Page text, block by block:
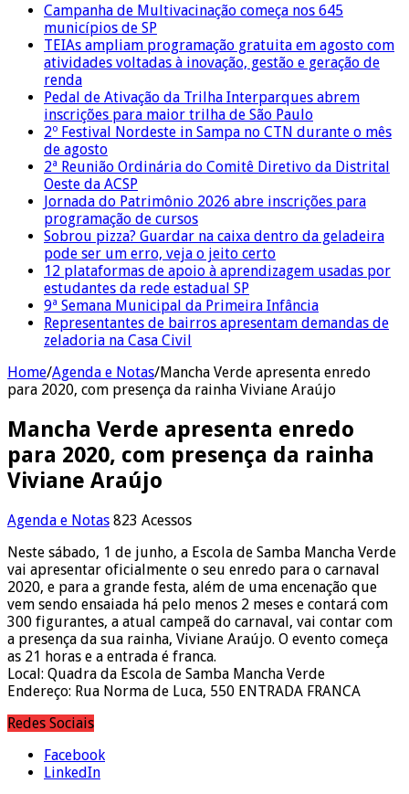
Campanha de Multivacinação começa nos 645
municípios de SP
TEIAs ampliam programação gratuita em agosto com
atividades voltadas à inovação, gestão e geração de
renda
Pedal de Ativação da Trilha Interparques abrem
inscrições para maior trilha de São Paulo
2º Festival Nordeste in Sampa no CTN durante o mês
de agosto
2ª Reunião Ordinária do Comitê Diretivo da Distrital
Oeste da ACSP
Jornada do Patrimônio 2026 abre inscrições para
programação de cursos
Sobrou pizza? Guardar na caixa dentro da geladeira
pode ser um erro, veja o jeito certo
12 plataformas de apoio à aprendizagem usadas por
estudantes da rede estadual SP
9ª Semana Municipal da Primeira Infância
Representantes de bairros apresentam demandas de
zeladoria na Casa Civil
Home/Agenda e Notas/Mancha Verde apresenta enredo
para 2020, com presença da rainha Viviane Araújo
Mancha Verde apresenta enredo
para 2020, com presença da rainha
Viviane Araújo
Agenda e Notas 823 Acessos
Neste sábado, 1 de junho, a Escola de Samba Mancha Verde
vai apresentar oficialmente o seu enredo para o carnaval
2020, e para a grande festa, além de uma encenação que
vem sendo ensaiada há pelo menos 2 meses e contará com
300 figurantes, a atual campeã do carnaval, vai contar com
a presença da sua rainha, Viviane Araújo. O evento começa
as 21 horas e a entrada é franca.
Local: Quadra da Escola de Samba Mancha Verde
Endereço: Rua Norma de Luca, 550 ENTRADA FRANCA
Redes Sociais
Facebook
LinkedIn